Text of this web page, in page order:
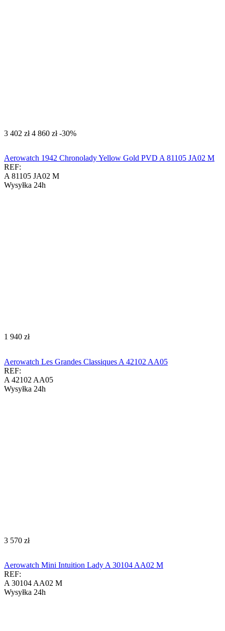
‍3 402‍ zł ‍4 860‍ zł -30%
Aerowatch 1942 Chronolady Yellow Gold PVD A 81105 JA02 M
REF:
A 81105 JA02 M
Wysyłka 24h
‍1 940‍ zł
Aerowatch Les Grandes Classiques A 42102 AA05
REF:
A 42102 AA05
Wysyłka 24h
‍3 570‍ zł
Aerowatch Mini Intuition Lady A 30104 AA02 M
REF:
A 30104 AA02 M
Wysyłka 24h